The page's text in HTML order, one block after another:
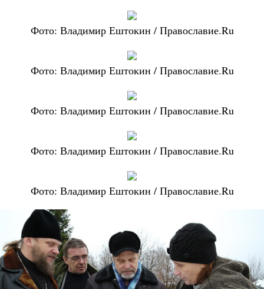
Фото: Владимир Ештокин / Православие.Ru
Фото: Владимир Ештокин / Православие.Ru
Фото: Владимир Ештокин / Православие.Ru
Фото: Владимир Ештокин / Православие.Ru
Фото: Владимир Ештокин / Православие.Ru